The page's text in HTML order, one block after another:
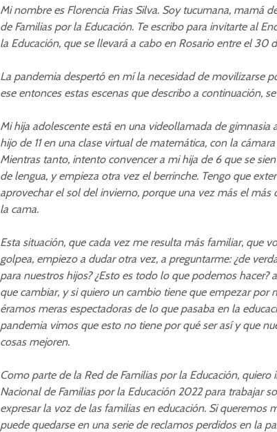
Mi nombre es Florencia Frias Silva. Soy tucumana, mamá
de Familias por la Educación. Te escribo para invitarte al
la Educación, que se llevará a cabo en Rosario entre el 30
La pandemia despertó en mí la necesidad de movilizarse
ese entonces estas escenas que describo a continuación,
Mi hija adolescente está en una videollamada de gimnasia
hijo de 11 en una clase virtual de matemática, con la
Mientras tanto, intento convencer a mi hija de 6 que se
de lengua, y empieza otra vez el berrinche. Tengo que
aprovechar el sol del invierno, porque una vez más el más
la cama.
Esta situación, que cada vez me resulta más familiar, que
golpea, empiezo a dudar otra vez, a preguntarme: ¿de
para nuestros hijos? ¿Esto es todo lo que podemos hacer?
que cambiar, y si quiero un cambio tiene que empezar por
éramos meras espectadoras de lo que pasaba en la
pandemia vimos que esto no tiene por qué ser así y que
cosas mejoren.
Como parte de la Red de Familias por la Educación, quiero
Nacional de Familias por la Educación 2022 para trabajar
expresar la voz de las familias en educación. Si queremos
puede quedarse en una serie de reclamos perdidos en la